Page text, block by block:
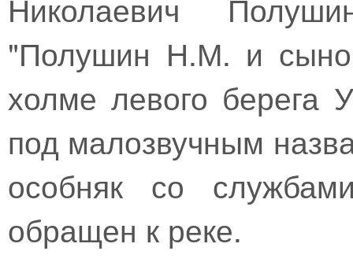
"Полушин Н.М. и
холме левого берега
под малозвучным
особняк со
обращен к реке.